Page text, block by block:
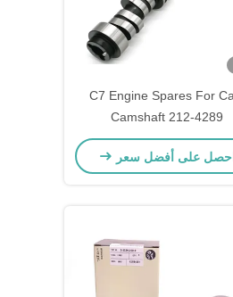
C7 Engine Spares For Cam
Camshaft 212-4289
احصل على أفضل سعر